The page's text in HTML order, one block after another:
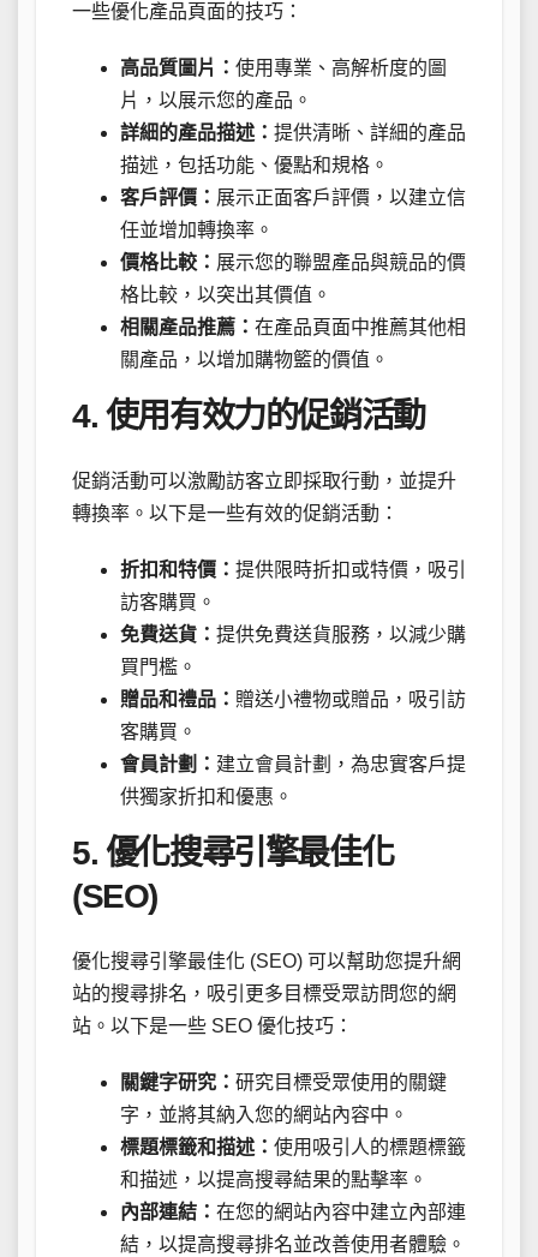
一些優化產品頁面的技巧：
高品質圖片： 使用專業、高解析度的圖
片，以展示您的產品。
詳細的產品描述： 提供清晰、詳細的產品
描述，包括功能、優點和規格。
客戶評價： 展示正面客戶評價，以建立信
任並增加轉換率。
價格比較： 展示您的聯盟產品與競品的價
格比較，以突出其價值。
相關產品推薦： 在產品頁面中推薦其他相
關產品，以增加購物籃的價值。
4. 使用有效力的促銷活動
促銷活動可以激勵訪客立即採取行動，並提升
轉換率。以下是一些有效的促銷活動：
折扣和特價： 提供限時折扣或特價，吸引
訪客購買。
免費送貨： 提供免費送貨服務，以減少購
買門檻。
贈品和禮品： 贈送小禮物或贈品，吸引訪
客購買。
會員計劃： 建立會員計劃，為忠實客戶提
供獨家折扣和優惠。
5. 優化搜尋引擎最佳化
(SEO)
優化搜尋引擎最佳化 (SEO) 可以幫助您提升網
站的搜尋排名，吸引更多目標受眾訪問您的網
站。以下是一些 SEO 優化技巧：
關鍵字研究： 研究目標受眾使用的關鍵
字，並將其納入您的網站內容中。
標題標籤和描述： 使用吸引人的標題標籤
和描述，以提高搜尋結果的點擊率。
內部連結： 在您的網站內容中建立內部連
結，以提高搜尋排名並改善使用者體驗。